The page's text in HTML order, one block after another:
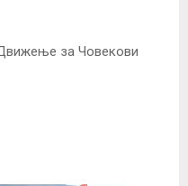
за Човекови